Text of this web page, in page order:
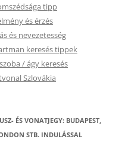
tipp
és érzés
és nevezetesség
keresés tippek
/ ágy keresés
Szlovákia
ÉS VONATJEGY: BUDAPEST,
STB. INDULÁSSAL